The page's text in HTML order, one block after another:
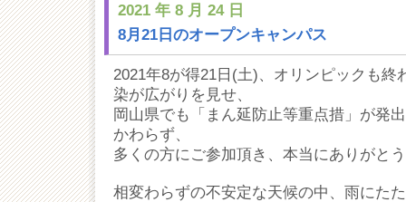
2021 年 8 月 24 日
8月21日のオープンキャンパス
2021年8が得21日(土)、オリンピックも終
染が広がりを見せ、
岡山県でも「まん延防止等重点措」が発
かわらず、
多くの方にご参加頂き、本当にありがと
相変わらずの不安定な天候の中、雨にた